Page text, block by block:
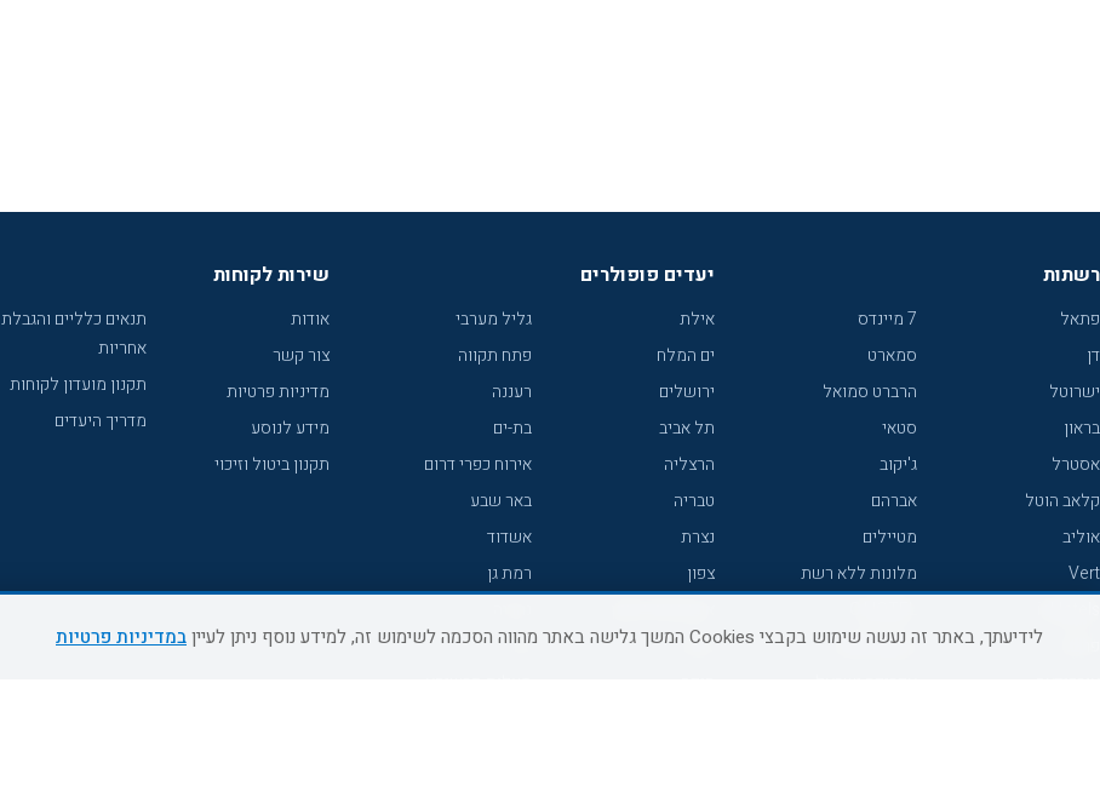
רשתות
פתאל
דן
ישרוטל
בראון
אסטרל
קלאב הוטל
אוליב
Vert
7 מיינדס
סמארט
הרברט סמואל
סטאי
ג'יקוב
אברהם
מטיילים
מלונות ללא רשת
קראון פלאזה
יעדים פופולרים
אילת
ים המלח
ירושלים
תל אביב
הרצליה
טבריה
נצרת
צפון
נתניה
גליל מערבי
פתח תקווה
רעננה
בת-ים
אירוח כפרי דרום
באר שבע
אשדוד
רמת גן
עכו
שירות לקוחות
אודות
צור קשר
מדיניות פרטיות
מידע לנוסע
תקנון ביטול וזיכוי
תנאים כלליים והגבלת
אחריות
תקנון מועדון לקוחות
מדריך היעדים
לידיעתך, באתר זה נעשה שימוש בקבצי Cookies המשך גלישה באתר מהווה הסכמה לשימוש זה, למידע נוסף ניתן לעיין במדיניות פרטיות